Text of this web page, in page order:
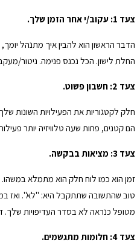
צעד 1: עקוב/י אחר הזמן שלך.
הדבר הראשון הוא להבין איך מתנהל
החלת לישון. הכל נכנס פנימה. ניטור/מעקב צמוד יבטיח הבנה טובה של
צעד 2: חשבון פשוט.
הם קטנים, פחות שעה טלוויזיה יותר
צעד 3: מציאות בבקשה.
טוב שהתשובה שתתקבל היא: "לא". ואז
מטופל כנראה לא בסדר העדיפויות שלך. דוגמא אני לא מנקה
צעד 4: חלומות מתגשמים.